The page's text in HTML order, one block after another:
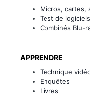
Micros, cartes,
Test de
Combinés Blu-
APPRENDRE
Technique vidéo
Enquêtes
Livres